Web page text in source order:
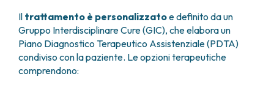
Il trattamento è personalizzatoe definito da un
Gruppo Interdisciplinare Cure (GIC), che elabora un
Piano Diagnostico Terapeutico Assistenziale (PDTA)
condiviso con la paziente. Le opzioni terapeutiche
comprendono: